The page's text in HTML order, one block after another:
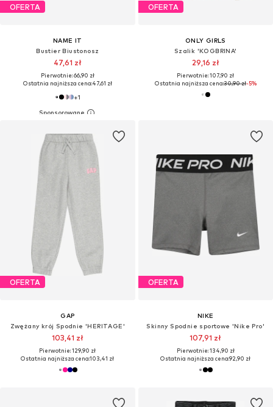
OFERTA
NAME IT
Bustier Biustonosz
47,61 zł
Pierwotnie: 66,90 zł
Ostatnia najniższa cena:47,61 zł
+1
OFERTA
ONLY GIRLS
Szalik 'KOGBRINA'
29,16 zł
Pierwotnie: 107,90 zł
Ostatnia najniższa cena:30,90 zł-5%
OFERTA
GAP
Zwężany krój Spodnie 'HERITAGE'
103,41 zł
Pierwotnie: 129,90 zł
Ostatnia najniższa cena:103,41 zł
OFERTA
NIKE
Skinny Spodnie sportowe 'Nike Pro'
107,91 zł
Pierwotnie: 134,90 zł
Ostatnia najniższa cena:92,90 zł